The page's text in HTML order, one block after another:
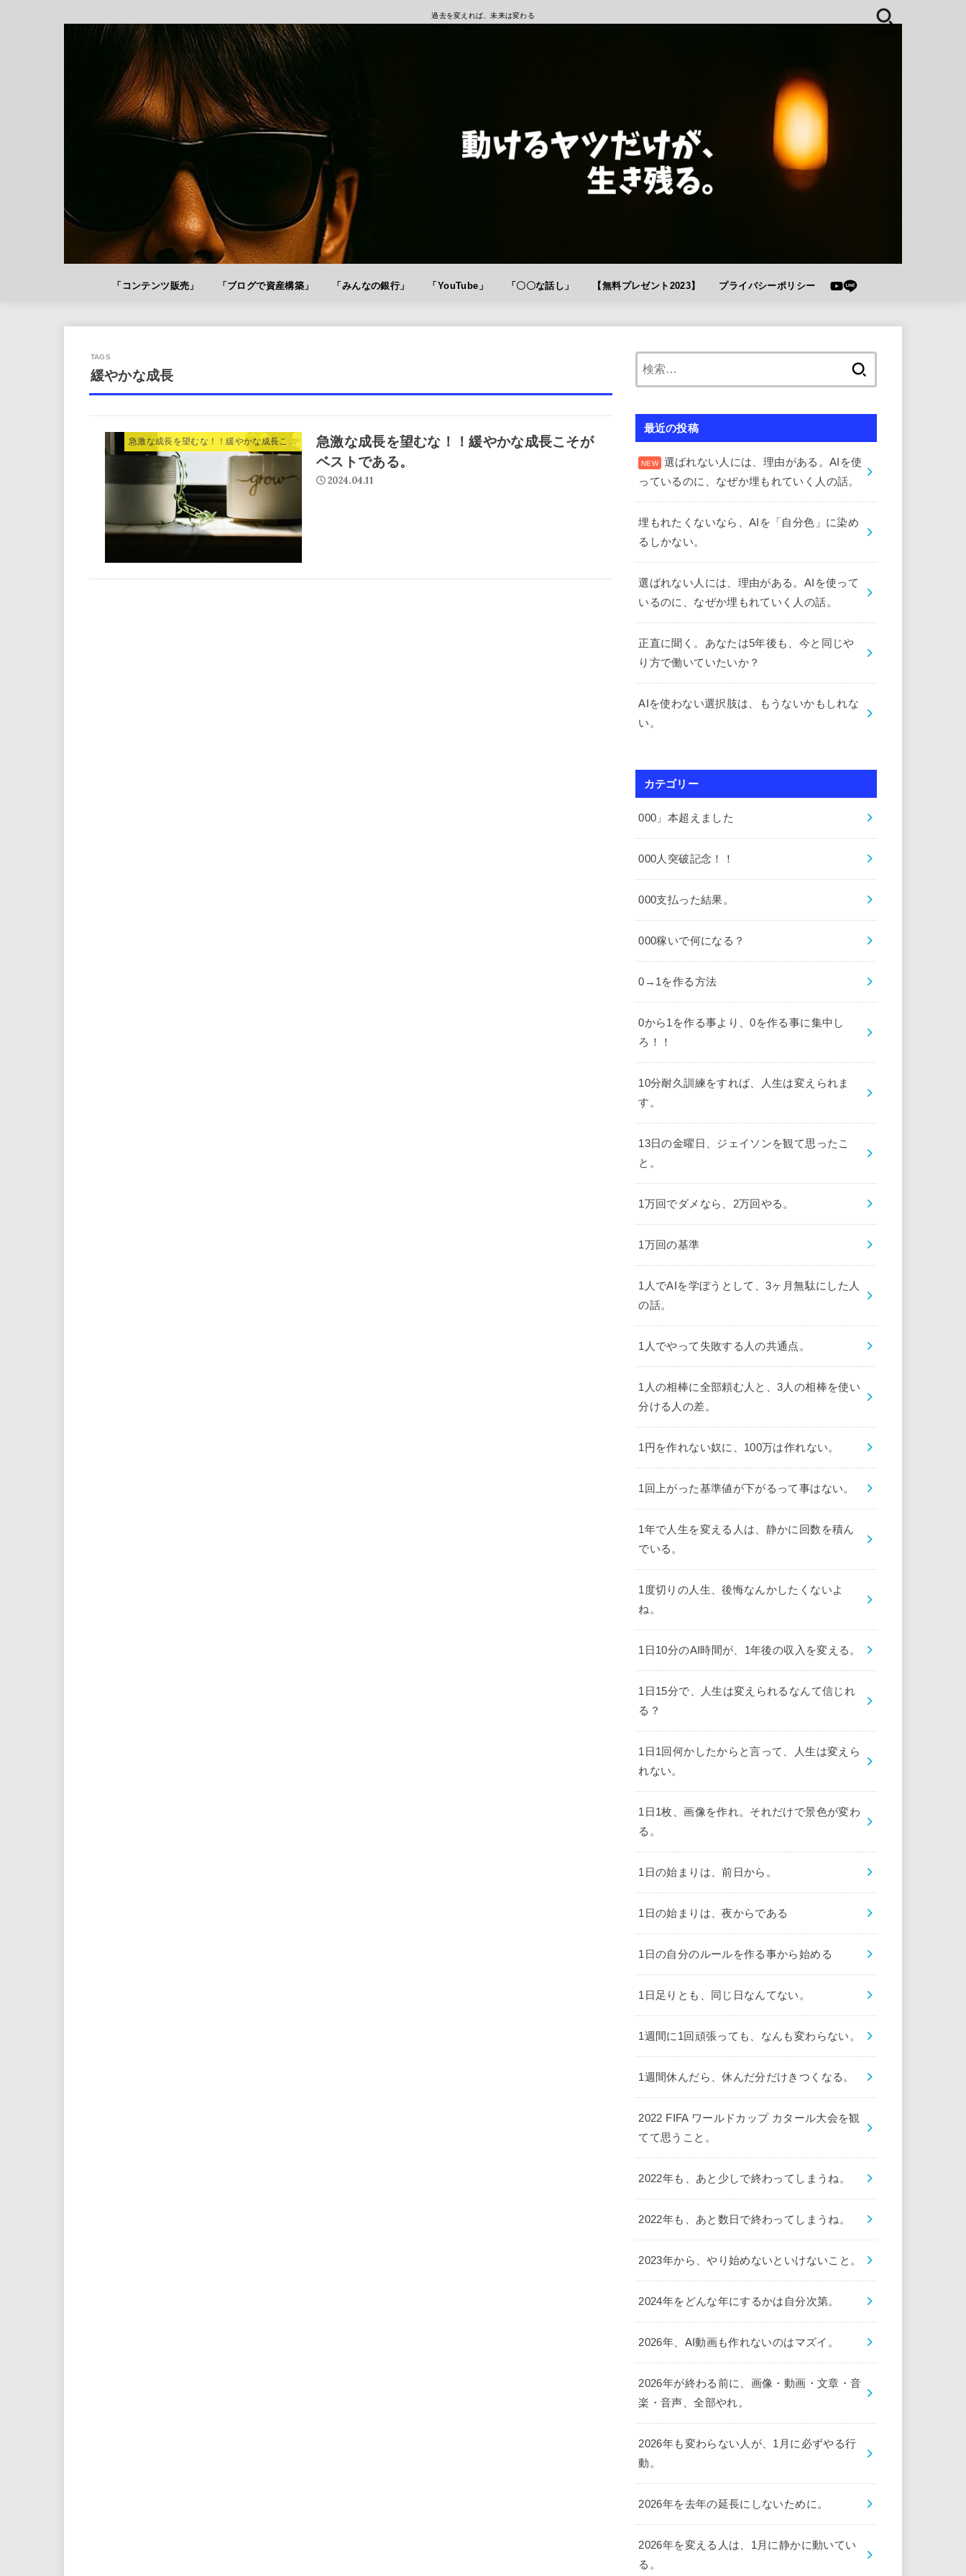
過去を変えれば、未来は変わる
「コンテンツ販売」 「ブログで資産構築」 「みんなの銀行」 「YouTube」 「〇〇な話し」 【無料プレゼント2023】 プライバシーポリシー
緩やかな成長
急激な成長を望むな！！緩やかな成長こそがベストである。
急激な成長を望むな！！緩やかな成長こそが
ベストである。
2024.04.11
最近の投稿
選ばれない人には、理由がある。AIを使
っているのに、なぜか埋もれていく人の話。
埋もれたくないなら、AIを「自分色」に染め
るしかない。
選ばれない人には、理由がある。AIを使って
いるのに、なぜか埋もれていく人の話。
正直に聞く。あなたは5年後も、今と同じや
り方で働いていたいか？
AIを使わない選択肢は、もうないかもしれな
い。
カテゴリー
000」本超えました
000人突破記念！！
000支払った結果。
000稼いで何になる？
0→1を作る方法
0から1を作る事より、0を作る事に集中し
ろ！！
10分耐久訓練をすれば、人生は変えられま
す。
13日の金曜日、ジェイソンを観て思ったこ
と。
1万回でダメなら、2万回やる。
1万回の基準
1人でAIを学ぼうとして、3ヶ月無駄にした人
の話。
1人でやって失敗する人の共通点。
1人の相棒に全部頼む人と、3人の相棒を使い
分ける人の差。
1円を作れない奴に、100万は作れない。
1回上がった基準値が下がるって事はない。
1年で人生を変える人は、静かに回数を積ん
でいる。
1度切りの人生、後悔なんかしたくないよ
ね。
1日10分のAI時間が、1年後の収入を変える。
1日15分で、人生は変えられるなんて信じれ
る？
1日1回何かしたからと言って、人生は変えら
れない。
1日1枚、画像を作れ。それだけで景色が変わ
る。
1日の始まりは、前日から。
1日の始まりは、夜からである
1日の自分のルールを作る事から始める
1日足りとも、同じ日なんてない。
1週間に1回頑張っても、なんも変わらない。
1週間休んだら、休んだ分だけきつくなる。
2022 FIFA ワールドカップ カタール大会を観
てて思うこと。
2022年も、あと少しで終わってしまうね。
2022年も、あと数日で終わってしまうね。
2023年から、やり始めないといけないこと。
2024年をどんな年にするかは自分次第。
2026年、AI動画も作れないのはマズイ。
2026年が終わる前に、画像・動画・文章・音
楽・音声、全部やれ。
2026年も変わらない人が、1月に必ずやる行
動。
2026年を去年の延長にしないために。
2026年を変える人は、1月に静かに動いてい
る。